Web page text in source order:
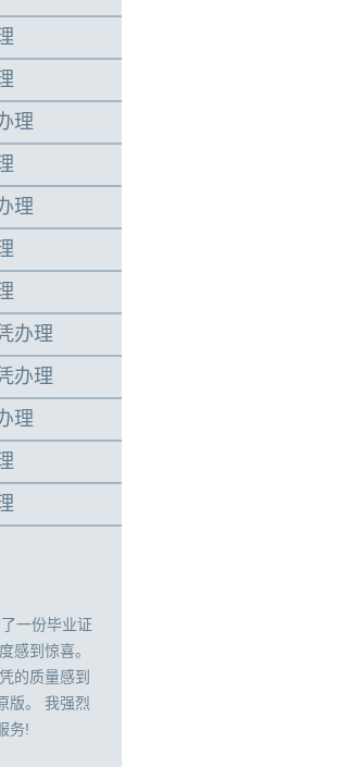
理
理
办理
办理
理
一份毕业证
感到惊喜。
的质量感到
版。 我强烈
务!